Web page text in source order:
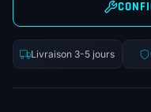
Livraison 3-5 jours